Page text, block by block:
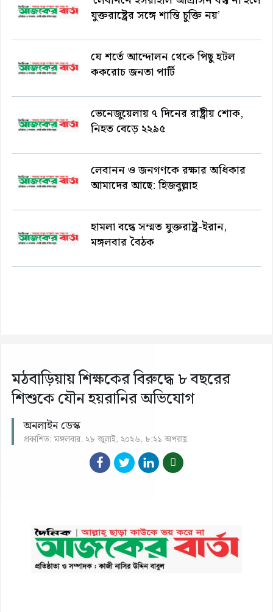
যুক্তরাষ্ট্রের সঙ্গে শান্তি চুক্তি নয়’
যে শর্তে আন্দোলন থেকে পিছু হটল
ককরোচ জনতা পার্টি
ভেনেজুয়েলায় ৭ দিনের রাষ্ট্রীয় শোক,
নিহত বেড়ে ২২৯৫
লেবানন ও জনগণকে রক্ষার অধিকার
আমাদের আছে: হিজবুল্লাহ
হামলা বন্ধে সম্মত যুক্তরাষ্ট্র-ইরান,
মঙ্গলবার বৈঠক
মঠবাড়িয়ায় শিক্ষকের বিরুদ্ধে ৮ বছরের
শিশুকে যৌন হয়রানির অভিযোগ
অনলাইন ডেস্ক
প্রকাশিত: মঙ্গলবার, ২৮ জুলাই, ২০২৬, ৮:২১ অপরাহ্ণ